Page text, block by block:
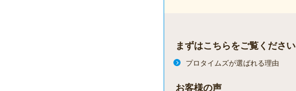
まずはこちらをご覧ください
プロタイムズが選ばれる理由
お客様の声